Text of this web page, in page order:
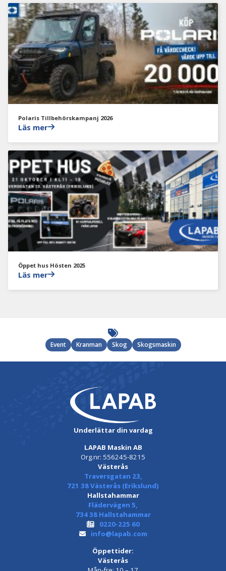
Polaris Tillbehörskampanj 2026
Läs mer
Öppet hus Hösten 2025
Läs mer
Event Kranman Skog Skogsmaskin
Underlättar din vardag
LAPAB Maskin AB
Org.nr: 556245-8215
Västerås
Traversgatan 23,
721 38 Västerås (Erikslund)
Hallstahammar
Flädervägen 5,
734 38 Hallstahammar
0220-225 60
info@lapab.com
Öppettider:
Västerås